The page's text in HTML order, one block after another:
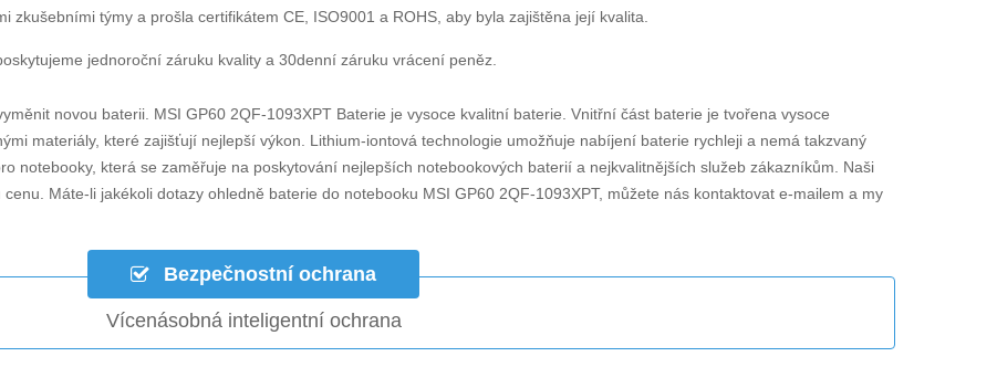
zkušebními týmy a prošla certifikátem CE, ISO9001 a ROHS, aby byla zajištěna její kvalita.
jednoroční záruku kvality a 30denní záruku vrácení peněz.
novou baterii. MSI GP60 2QF-1093XPT Baterie je vysoce kvalitní baterie. Vnitřní část baterie je tvořena vysoce
materiály, které zajišťují nejlepší výkon. Lithium-iontová technologie umožňuje nabíjení baterie rychleji a nemá takzvaný
notebooky, která se zaměřuje na poskytování nejlepších notebookových baterií a nejkvalitnějších služeb zákazníkům. Naši
Máte-li jakékoli dotazy ohledně baterie do notebooku MSI GP60 2QF-1093XPT, můžete nás kontaktovat e-mailem a my
Bezpečnostní ochrana
Vícenásobná inteligentní ochrana